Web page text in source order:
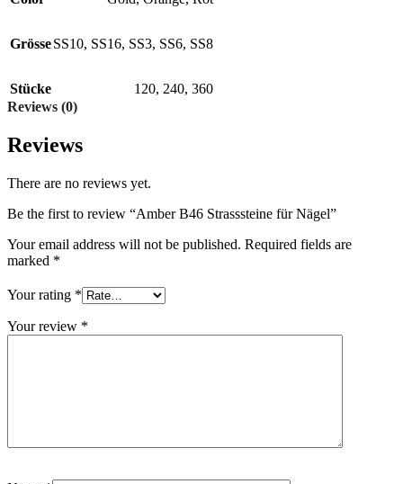
GrösseSS10, SS16, SS3, SS6, SS8
Stücke 120, 240, 360
Reviews (0)
Reviews
There are no reviews yet.
Be the first to review “Amber B46 Strasssteine für Nägel”
Your email address will not be published. Required fields are
marked *
Your rating *
Your review *